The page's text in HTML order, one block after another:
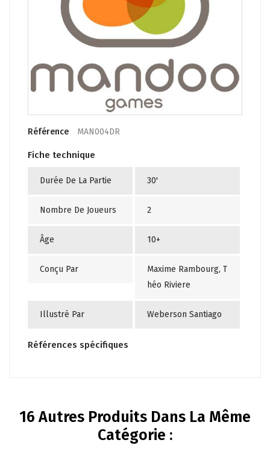
Référence MAN004DR
Fiche technique
Durée De La Partie 30'
Nombre De Joueurs 2
Âge 10+
Conçu Par
Maxime Rambourg, T
héo Riviere
Illustré Par Weberson Santiago
Références spécifiques
16 Autres Produits Dans La Même
Catégorie :